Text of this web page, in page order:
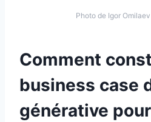
Photo de Igor
Comment
business case
générative